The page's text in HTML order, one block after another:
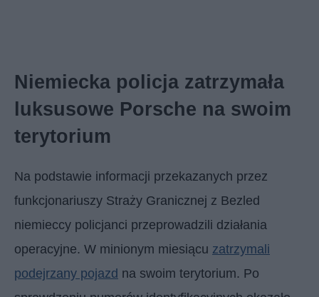
Niemiecka policja zatrzymała
luksusowe Porsche na swoim
terytorium
Na podstawie informacji przekazanych przez
funkcjonariuszy Straży Granicznej z Bezled
niemieccy policjanci przeprowadzili działania
operacyjne. W minionym miesiącu zatrzymali
podejrzany pojazd na swoim terytorium. Po